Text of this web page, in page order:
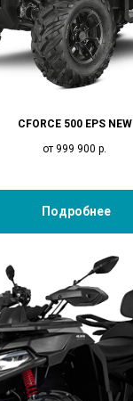
CFORCE 500 EPS NEW
от 999 900 р.
Подробнее